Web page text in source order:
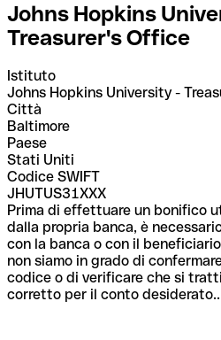
Johns Hopkins
Treasurer's Office
Istituto
Johns Hopkins University -
Città
Baltimore
Paese
Stati Uniti
Codice SWIFT
JHUTUS31XXX
Prima di effettuare un bonifico
dalla propria banca, è
con la banca o con il
non siamo in grado di
codice o di verificare che si
corretto per il conto desiderato..